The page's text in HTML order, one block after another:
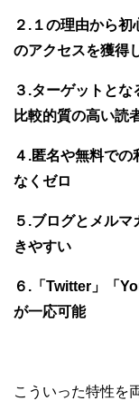
２.１の理由から
のアクセスを獲得
３.ターゲットとな
比較的質の高い読
４.匿名や無料での
なくゼロ
５.ブログとメル
きやすい
６.「Twitter」「
が一応可能
こういった特性を